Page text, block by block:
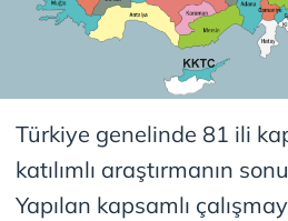
Türkiye genelinde 81 ili
katılımlı araştırmanın
Yapılan kapsamlı